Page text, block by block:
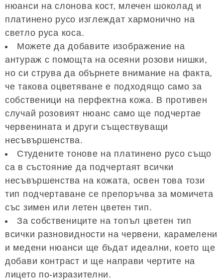
нюанси на слонова кост, млечен шоколад и
платинено русо изглеждат хармонично на
светло руса коса.
Можете да добавите изображение на
антураж с помощта на осеяни розови нишки,
но си струва да обърнете внимание на факта,
че такова оцветяване е подходящо само за
собственици на перфектна кожа. В противен
случай розовият нюанс само ще подчертае
червенината и други съществуващи
несъвършенства.
Студените тонове на платинено русо също
са в състояние да подчертаят всички
несъвършенства на кожата, освен това този
тип подчертаване се препоръчва за момичета
със зимен или летен цветен тип.
За собствениците на топъл цветен тип
всички разновидности на червени, карамелени
и медени нюанси ще бъдат идеални, което ще
добави контраст и ще направи чертите на
лицето по-изразителни.